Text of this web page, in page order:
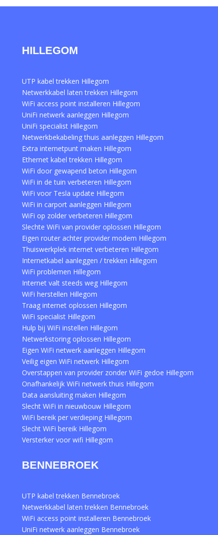
HILLEGOM
UTP kabel trekken Hillegom
Netwerkkabel laten trekken Hillegom
WiFi access point installeren Hillegom
UniFi netwerk aanleggen Hillegom
UniFi specialist Hillegom
Netwerkbekabeling thuis aanleggen Hillegom
Extra internetpunt maken Hillegom
Ethernet kabel trekken Hillegom
WiFi door gewapend beton Hillegom
WiFi in de tuin verbeteren Hillegom
WiFi voor Tesla update Hillegom
WiFi in carport aanleggen Hillegom
WiFi op zolder verbeteren Hillegom
Slechte WiFi van provider oplossen Hillegom
Eigen router achter provider modem Hillegom
Thuiswerkplek internet verbeteren Hillegom
Internetkabel aanleggen / trekken Hillegom
WiFi problemen Hillegom
Internet valt steeds weg Hillegom
WiFi herstellen Hillegom
Traag internet oplossen Hillegom
WiFi specialist Hillegom
Hulp bij WiFi instellen Hillegom
Netwerkstoring oplossen Hillegom
Eigen WiFi netwerk aanleggen Hillegom
Veilig eigen WiFi netwerk Hillegom
Overstappen van provider zonder WiFi gedoe Hillegom
Onafhankelijk WiFi netwerk thuis Hillegom
Data aansluiting maken Hillegom
Slecht WiFi in nieuwbouw Hillegom
WiFi bereik per verdieping Hillegom
Slecht WiFi bereik Hillegom
Versterker voor wifi Hillegom
BENNEBROEK
UTP kabel trekken Bennebroek
Netwerkkabel laten trekken Bennebroek
WiFi access point installeren Bennebroek
UniFi netwerk aanleggen Bennebroek